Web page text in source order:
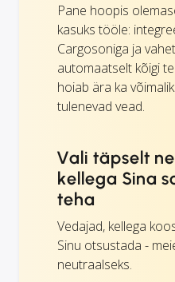
Pane hoopis
kasuks tööle:
Cargosoniga ja
automaatselt kõigi
hoiab ära ka
tulenevad vead.
Vali täpselt
kellega Sina
teha
Vedajad, kellega
Sinu otsustada -
neutraalseks.